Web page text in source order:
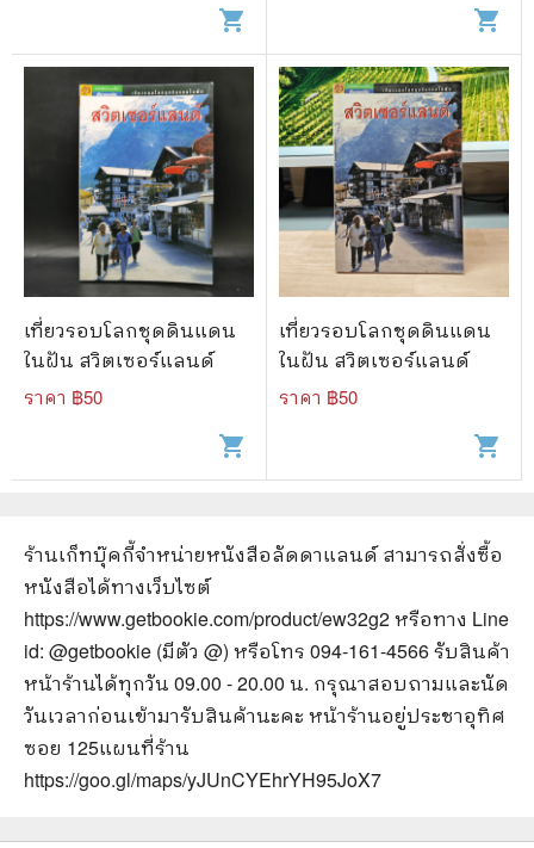
shopping_cart shopping_cart
เที่ยวรอบโลกชุดดินแดน
ในฝัน สวิตเซอร์แลนด์
ราคา ฿50
shopping_cart
เที่ยวรอบโลกชุดดินแดน
ในฝัน สวิตเซอร์แลนด์
ราคา ฿50
shopping_cart
ร้านเก็ทบุ๊คกี้จำหน่ายหนังสือลัดดาแลนด์ สามารถสั่งซื้อ
หนังสือได้ทางเว็บไซต์
https://www.getbookie.com/product/ew32g2หรือทาง Line
id: @getbookie (มีตัว @) หรือโทร 094-161-4566 รับสินค้า
หน้าร้านได้ทุกวัน 09.00 - 20.00 น. กรุณาสอบถามและนัด
วันเวลาก่อนเข้ามารับสินค้านะคะ หน้าร้านอยู่ประชาอุทิศ
ซอย 125แผนที่ร้าน
https://goo.gl/maps/yJUnCYEhrYH95JoX7